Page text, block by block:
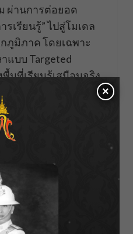
ผ่านการต่อยอด
เรียนรู้” ไปสู่โมเดล
ภูมิภาค โดยเฉพาะ
แบบ Targeted
พื้นที่เรียนรู้เสมือนจริง
ยกระดับเวที Business
ให้เชื่อมโยง
ประกอบการในระดับ
ระกอบการเข้าถึง
านวิจัยให้มากขึ้น
ด้วยการเร่งขับเคลื่อน
รมอนาคต โดยเฉพาะ
×